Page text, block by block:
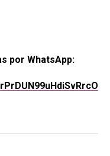
por WhatsApp: